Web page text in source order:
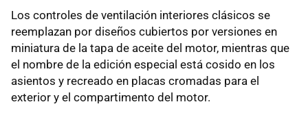
Los controles de ventilación interiores clásicos se
reemplazan por diseños cubiertos por versiones en
miniatura de la tapa de aceite del motor, mientras que
el nombre de la edición especial está cosido en los
asientos y recreado en placas cromadas para el
exterior y el compartimento del motor.